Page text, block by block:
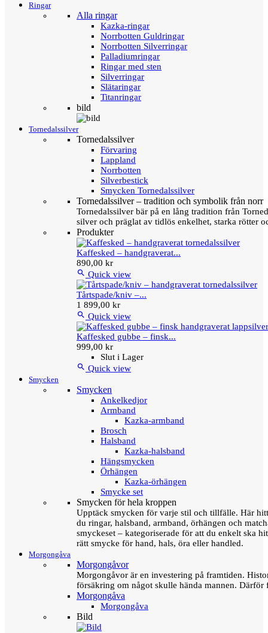
Ringar
Alla ringar
Kazka-ringar
Norrbotten Guldringar
Norrbotten Silverringar
Palladiumringar
Ringar med sten
Silverringar
Slätaringar
Titanringar
bild
Tornedalssilver
Tornedalssilver
Förvaring
Lappland
Norrbotten
Silverbestick
Smycken Tornedalssilver
Tornedalssilver – tradition och symbolik från norr
Tornedalssilver bär på en lång tradition från
silver och präglat av tidlös enkelhet, starka rötter
Produkter
Kaffesked – handgraverat...
890,00 kr
 Quick view
Tårtspade/kniv –...
1 899,00 kr
 Quick view
Kaffesked gubbe – finsk...
999,00 kr
Slut i Lager
 Quick view
Smycken
Smycken
Ankelkedjor
Armband
Kazka-armband
Brosch
Halsband
Kazka-halsband
Hängsmycken
Örhängen
Kazka-örhängen
Smycke set
Smycken för hela kroppen
Upptäck smycken för varje stil och tillfälle. Här
du ringar, halsband, armband, örhängen och
smyckeset – kategoriserade för att du enkelt ska
rätt smycke för hand, hals, öra eller handled.
Morgongåva
Morgongåvor
Morgongåvor är en investering på framtiden.
försäkring om något skulle hända mannen.
Morgongåva
Morgongåva
Bild